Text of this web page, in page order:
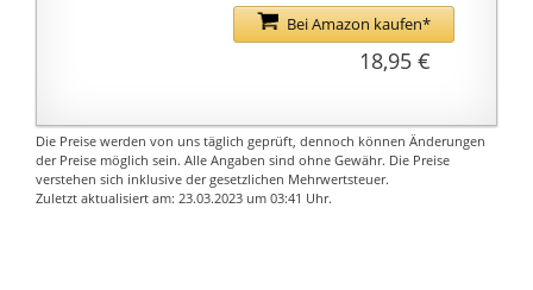
Maße sind Tische mit
einem Durchmesser
PFLEGELEICHT: Die
Hussen sind
wiederverwendbar.
Bei Amazon kaufen*
18,95 €
Die Preise werden von uns täglich geprüft, dennoch können Änderungen
der Preise möglich sein. Alle Angaben sind ohne Gewähr. Die Preise
verstehen sich inklusive der gesetzlichen Mehrwertsteuer.
Zuletzt aktualisiert am: 23.03.2023 um 03:41 Uhr.